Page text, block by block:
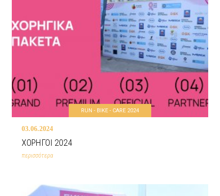
RUN - BIKE - CARE 2024
03.06.2024
ΧΟΡΗΓΟΙ 2024
περισσότερα